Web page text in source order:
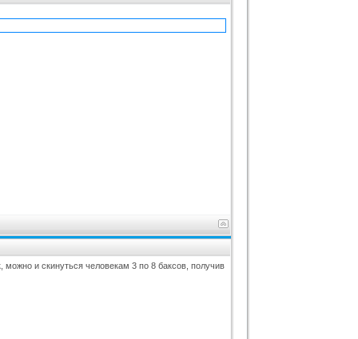
можно и скинуться человекам 3 по 8 баксов, получив